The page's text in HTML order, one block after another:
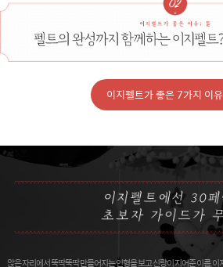
이지펠트가 좋은 7가지 이
앉은 자리에서 뚝딱뚝딱 만들어지는 인형을 보고 신랑이 지어준 이름,